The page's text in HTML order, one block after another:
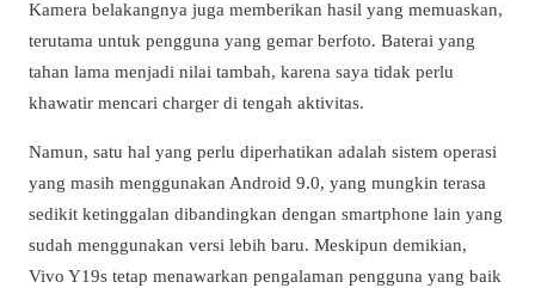
Kamera belakangnya juga memberikan hasil yang memuaskan,
terutama untuk pengguna yang gemar berfoto. Baterai yang
tahan lama menjadi nilai tambah, karena saya tidak perlu
khawatir mencari charger di tengah aktivitas.
Namun, satu hal yang perlu diperhatikan adalah sistem operasi
yang masih menggunakan Android 9.0, yang mungkin terasa
sedikit ketinggalan dibandingkan dengan smartphone lain yang
sudah menggunakan versi lebih baru. Meskipun demikian,
Vivo Y19s tetap menawarkan pengalaman pengguna yang baik